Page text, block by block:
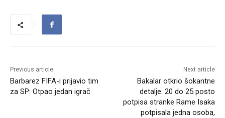
Previous article
Barbarez FIFA-i prijavio tim
za SP: Otpao jedan igrač
Next article
Bakalar otkrio šokantne
detalje: 20 do 25 posto
potpisa stranke Rame Isaka
potpisala jedna osoba,